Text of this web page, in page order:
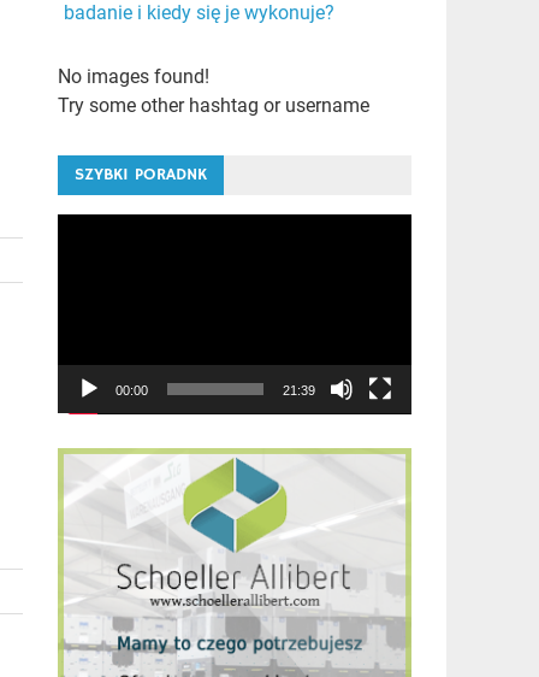
badanie i kiedy się je wykonuje?
No images found!
Try some other hashtag or username
SZYBKI PORADNK
00:00 21:39